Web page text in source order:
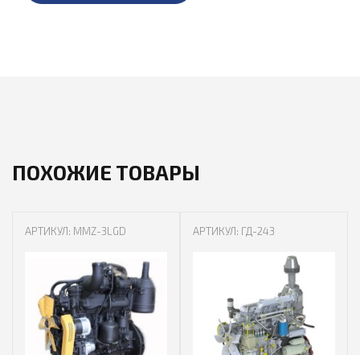
ПОХОЖИЕ ТОВАРЫ
АРТИКУЛ: MMZ-3LGD АРТИКУЛ: ГД-243